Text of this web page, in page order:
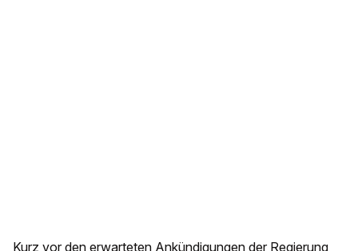
Kurz vor den erwarteten Ankündigungen der Regierung